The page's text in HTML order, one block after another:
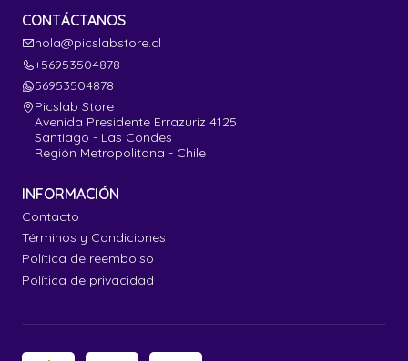
CONTÁCTANOS
hola@picslabstore.cl
+56953504878
56953504878
Picslab Store
Avenida Presidente Errazuriz 4125
Santiago - Las Condes
Región Metropolitana - Chile
INFORMACIÓN
Contacto
Términos y Condiciones
Política de reembolso
Política de privacidad